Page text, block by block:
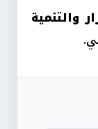
والتنمية
ي.